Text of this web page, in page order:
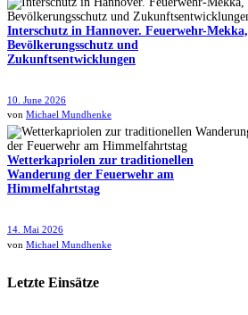
Interschutz in Hannover. Feuerwehr-Mekka,
Bevölkerungsschutz und
Zukunftsentwicklungen
10. June 2026
von Michael Mundhenke
Wetterkapriolen zur traditionellen
Wanderung der Feuerwehr am
Himmelfahrtstag
14. Mai 2026
von Michael Mundhenke
Letzte Einsätze